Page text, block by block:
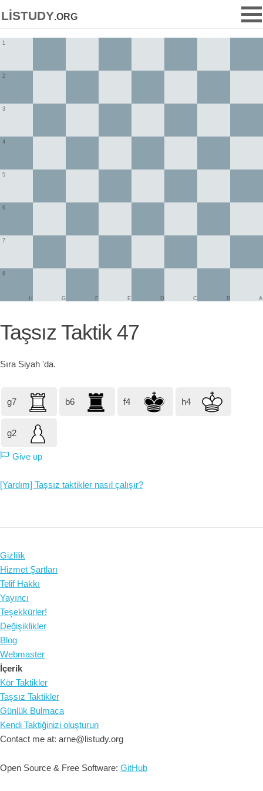
listudy.org
1
2
3
4
5
6
7
8
A
B
C
D
E
F
G
H
Taşsız Taktik 47
Sıra Siyah 'da.
g7 b6 f4 h4
g2
Give up
[Yardım] Taşsız taktikler nasıl çalışır?
Gizlilik
Hizmet Şartları
Telif Hakkı
Yayıncı
Teşekkürler!
Değişiklikler
Blog
Webmaster
İçerik
Kör Taktikler
Taşsız Taktikler
Günlük Bulmaca
Kendi Taktiğinizi oluşturun
Contact me at: arne@listudy.org
Open Source & Free Software: GitHub